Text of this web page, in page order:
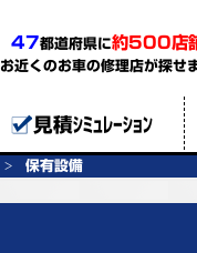
47都道府県に約500店
お近くのお車の修理店が探せ
見積ｼﾐｭﾚｰｼｮﾝ
保有設備